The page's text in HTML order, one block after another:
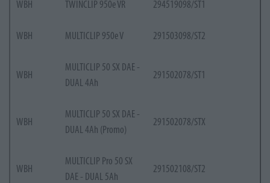
WBH TWINCLIP 950e VR 294519098/ST1
WBH MULTICLIP 950e V 291503098/ST2
WBH
MULTICLIP 50 SX DAE -
DUAL 4Ah
291502078/ST1
WBH
MULTICLIP 50 SX DAE -
DUAL 4Ah (Promo)
291502078/STX
WBH
MULTICLIP Pro 50 SX
DAE - DUAL 5Ah
291502108/ST2